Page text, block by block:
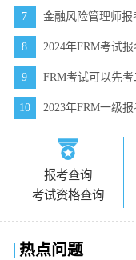
7 金融风险管理师报
8 2024年FRM考试报
9 FRM考试可以先考
10 2023年FRM一级报
报考查询
考试资格查询
热点问题